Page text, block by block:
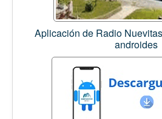
Aplicación de Radio
androides